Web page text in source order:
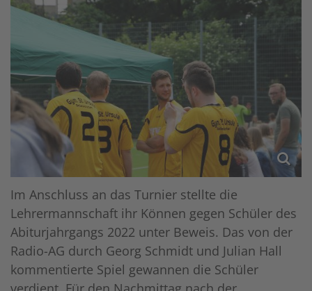
Im Anschluss an das Turnier stellte die
Lehrermannschaft ihr Können gegen Schüler des
Abiturjahrgangs 2022 unter Beweis. Das von der
Radio-AG durch Georg Schmidt und Julian Hall
kommentierte Spiel gewannen die Schüler